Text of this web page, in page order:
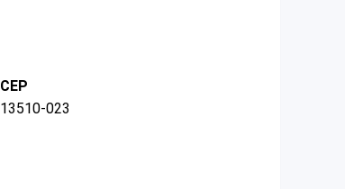
CEP
13510-023